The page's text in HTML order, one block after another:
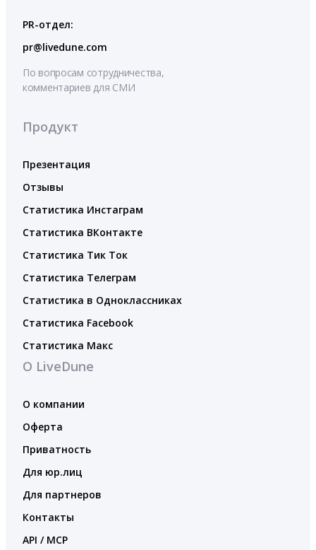
PR-отдел:
pr@livedune.com
По вопросам сотрудничества,
комментариев для СМИ
Продукт
Презентация
Отзывы
Статистика Инстаграм
Статистика ВКонтакте
Статистика Тик Ток
Статистика Телеграм
Статистика в Одноклассниках
Статистика Facebook
Статистика Макс
О LiveDune
О компании
Оферта
Приватность
Для юр.лиц
Для партнеров
Контакты
API / MCP